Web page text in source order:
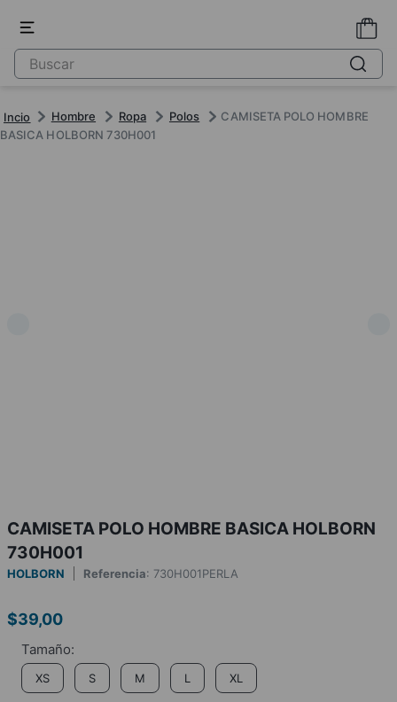
Hombre Ropa Polos
CAMISETA POLO HOMBRE
BASICA HOLBORN 730H001
CAMISETA POLO HOMBRE BASICA HOLBORN
730H001
HOLBORN Referencia: 730H001PERLA
$39,00
XS S M L XL